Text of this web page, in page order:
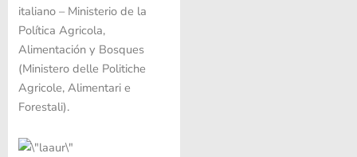
italiano – Ministerio de la
Política Agricola,
Alimentación y Bosques
(Ministero delle Politiche
Agricole, Alimentari e
Forestali).